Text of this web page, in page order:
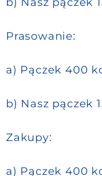
Prasowanie:
a) Pączek 400
b) Nasz pączek
Zakupy:
a) Pączek 400